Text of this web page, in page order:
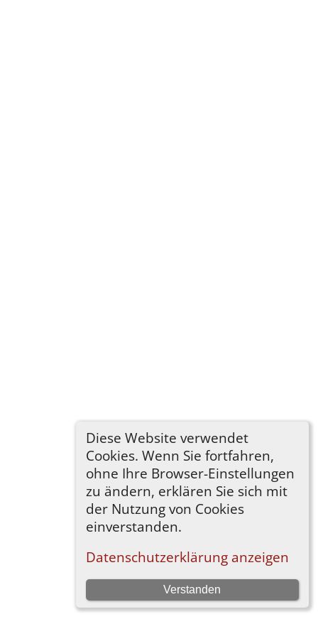
Diese Website verwendet
Cookies. Wenn Sie fortfahren,
ohne Ihre Browser-Einstellungen
zu ändern, erklären Sie sich mit
der Nutzung von Cookies
einverstanden.
Datenschutzerklärung anzeigen
Verstanden